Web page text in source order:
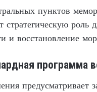
пунктов
стратегическую
и восстановление
программа